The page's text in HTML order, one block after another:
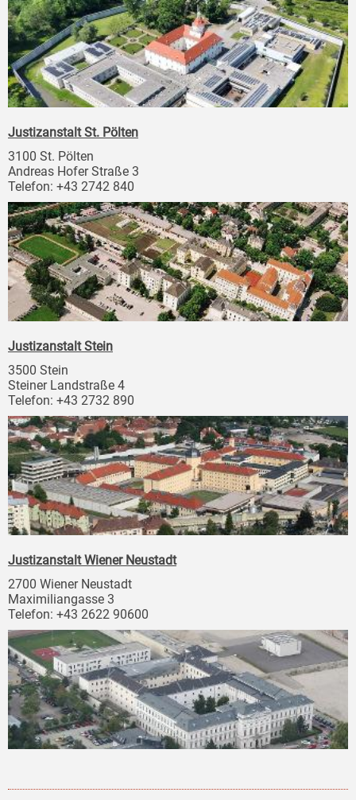
Justizanstalt St. Pölten
3100 St. Pölten
Andreas Hofer Straße 3
Telefon: +43 2742 840
Justizanstalt Stein
3500 Stein
Steiner Landstraße 4
Telefon: +43 2732 890
Justizanstalt Wiener Neustadt
2700 Wiener Neustadt
Maximiliangasse 3
Telefon: +43 2622 90600